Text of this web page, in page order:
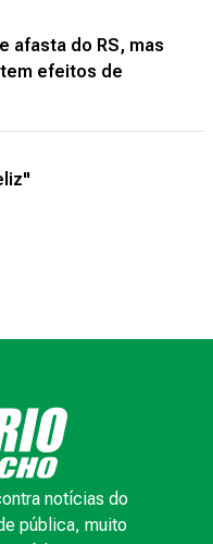
afasta do RS, mas
efeitos de
notícias do
pública, muito